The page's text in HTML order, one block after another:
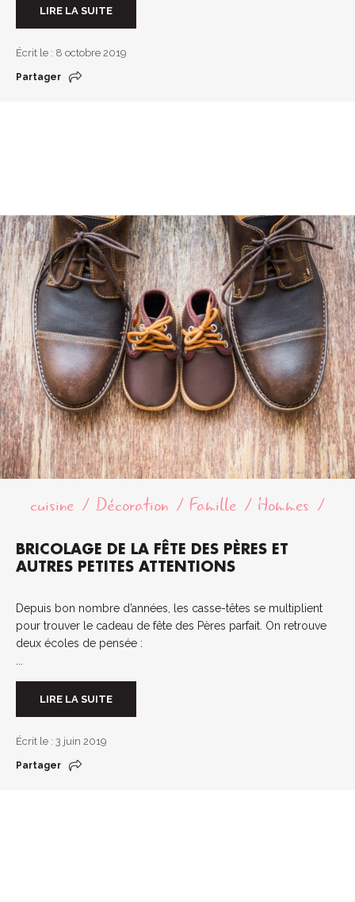
LIRE LA SUITE
Écrit le : 8 octobre 2019
Partager
cuisine Décoration Famille Hommes
BRICOLAGE DE LA FÊTE DES PÈRES ET
AUTRES PETITES ATTENTIONS
Depuis bon nombre d’années, les casse-têtes se multiplient
pour trouver le cadeau de fête des Pères parfait. On retrouve
deux écoles de pensée :
LIRE LA SUITE
Écrit le : 3 juin 2019
Partager